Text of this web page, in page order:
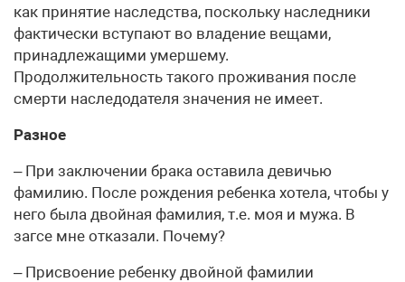
как принятие наследства, поскольку наследники
фактически вступают во владение вещами,
принадлежащими умершему.
Продолжительность такого проживания после
смерти наследодателя значения не имеет.
Разное
– При заключении брака оставила девичью
фамилию. После рождения ребенка хотела, чтобы у
него была двойная фамилия, т.е. моя и мужа. В
загсе мне отказали. Почему?
– Присвоение ребенку двойной фамилии